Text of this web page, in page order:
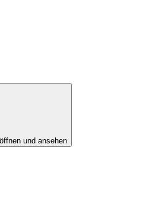
Video 4 öffnen und ansehen